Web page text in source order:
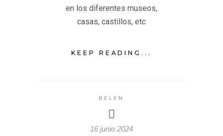
en los diferentes museos,
casas, castillos, etc
KEEP READING...
BELEN
16 junio 2024